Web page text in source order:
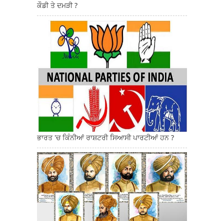
ਜਦੋਂ ਰੁਪਇਆ ਨਹੀਂ ਸੀ ਉਦੋਂ ਕੀ ਸੀ ? ਕਿੰਨੇ ਕੀਮਤੀ ਸਨ ਫੁੱਟੀ
ਕੌਡੀ ਤੇ ਦਮੜੀ ?
ਭਾਰਤ 'ਚ ਕਿੰਨੀਆਂ ਰਾਸ਼ਟਰੀ ਸਿਆਸੀ ਪਾਰਟੀਆਂ ਹਨ ?